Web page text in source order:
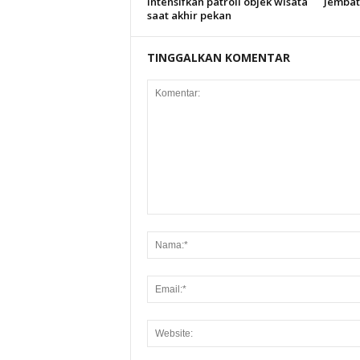
saat akhir pekan
TINGGALKAN KOMENTAR